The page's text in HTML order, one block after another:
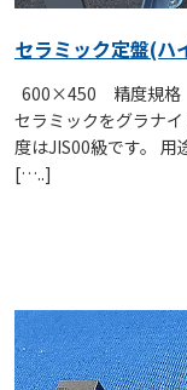
セラミック定盤(ハ
600×450 精度規格
セラミックをグラナ
度はJIS00級です。 用
[…..]